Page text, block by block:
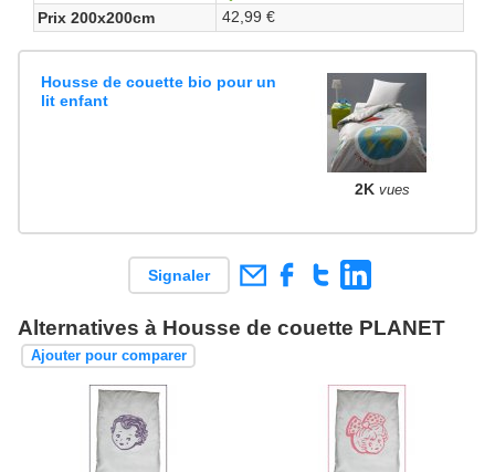
Prix 200x200cm
42,99 €
Housse de couette bio pour un
lit enfant
2K vues
Signaler
Alternatives à Housse de couette PLANET
Ajouter pour comparer